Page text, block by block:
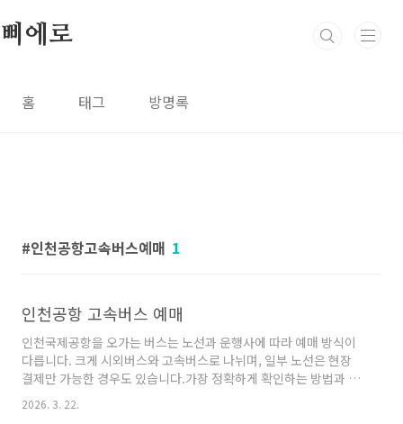
삐에로
홈 태그 방명록
인천공항고속버스예매 1
인천공항 고속버스 예매
인천국제공항을 오가는 버스는 노선과 운행사에 따라 예매 방식이
다릅니다. 크게 시외버스와 고속버스로 나뉘며, 일부 노선은 현장
결제만 가능한 경우도 있습니다.가장 정확하게 확인하는 방법과 예
매 사이트를 정리해 드립니다.1. 주요 예매 방법 및 사이트가장 먼
저 본인이 이용하려는 노선이 시외버스인지 고속버스인지 확인해
2026. 3. 22.